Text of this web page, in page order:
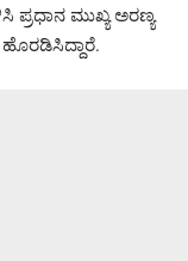
ಮುಖ್ಯ ಅರಣ್ಯ